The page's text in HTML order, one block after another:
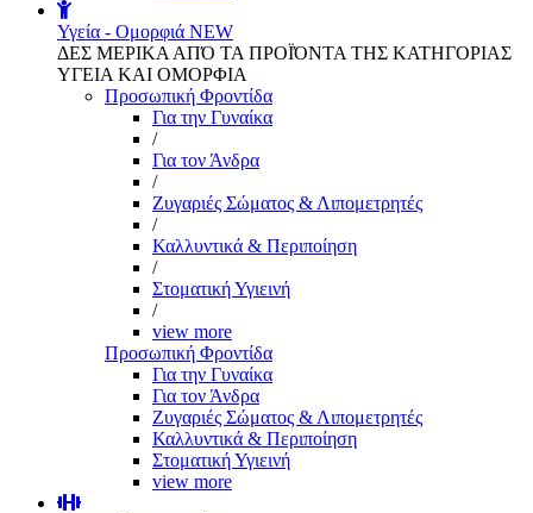
Υγεία - Ομορφιά NEW
ΔΕΣ ΜΕΡΙΚΑ ΑΠΌ ΤΑ ΠΡΟΪΌΝΤΑ ΤΗΣ ΚΑΤΗΓΟΡΙΑΣ
ΥΓΕΙΑ ΚΑΙ ΟΜΟΡΦΙΑ
Προσωπική Φροντίδα
Για την Γυναίκα
/
Για τον Άνδρα
/
Ζυγαριές Σώματος & Λιπομετρητές
/
Καλλυντικά & Περιποίηση
/
Στοματική Υγιεινή
/
view more
Προσωπική Φροντίδα
Για την Γυναίκα
Για τον Άνδρα
Ζυγαριές Σώματος & Λιπομετρητές
Καλλυντικά & Περιποίηση
Στοματική Υγιεινή
view more